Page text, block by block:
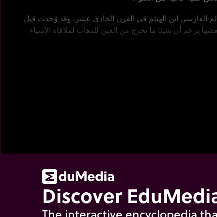
الفارسي ابن الهيثم في القرن الحادي عشر. وقد وُجدت قبل
يزعم أن شيئا ما يخرج من العين للذهاب لملاقاة الأشياء
Discover